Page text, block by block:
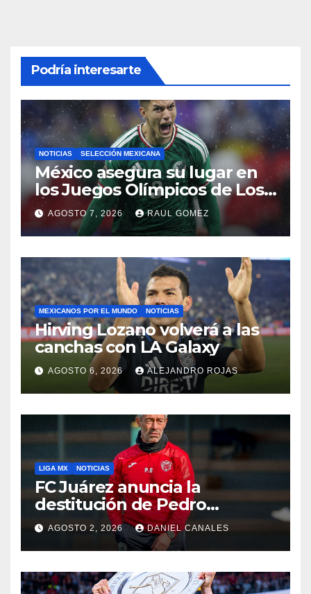
Podría interesarte
NOTICIAS SELECCIÓN MEXICANA
México asegura su lugar en
los Juegos Olímpicos de Los
Ángeles 2028
AGOSTO 7, 2026 RAUL GOMEZ
MEXICANOS POR EL MUNDO NOTICIAS
Hirving Lozano volverá a las
canchas con LA Galaxy
AGOSTO 6, 2026 ALEJANDRO ROJAS
LIGA MX NOTICIAS
FC Juárez anuncia la
destitución de Pedro
Caixinha
AGOSTO 2, 2026 DANIEL CANALES